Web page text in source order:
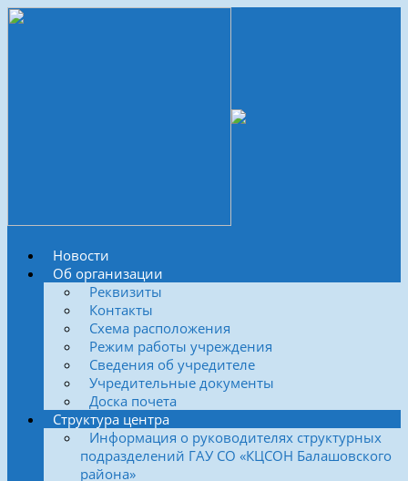
Новости
Об организации
Реквизиты
Контакты
Схема расположения
Режим работы учреждения
Сведения об учредителе
Учредительные документы
Доска почета
Структура центра
Информация о руководителях структурных
подразделений ГАУ СО «КЦСОН Балашовского
района»